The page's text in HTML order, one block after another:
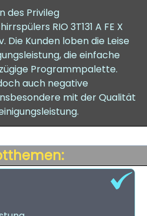
des Privileg
RIO 3T131 A FE X
Die Kunden loben die Leise
die einfache
Programmpalette.
auch negative
mit der Qualität